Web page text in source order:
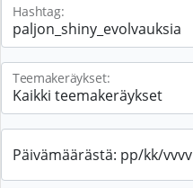
Hashtag:
Teemakeräykset:
Päivämäärästä: pp/kk/vvvv